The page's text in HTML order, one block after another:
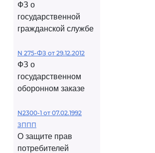
ФЗ о
государственной
гражданской службе
N 275-ФЗ от 29.12.2012
ФЗ о
государственном
оборонном заказе
N2300-1 от 07.02.1992
ЗППП
О защите прав
потребителей